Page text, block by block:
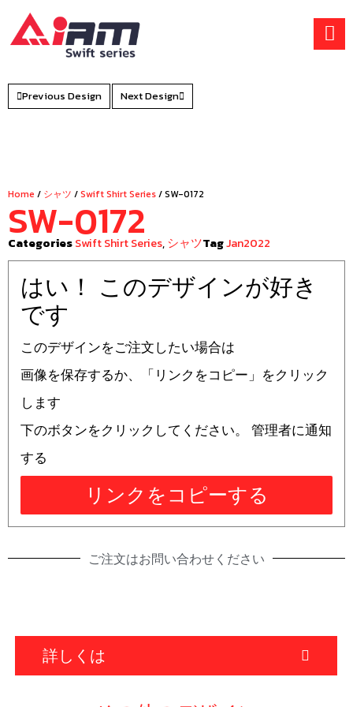
content
Previous Design Next Design
Home / シャツ /Swift Shirt Series/ SW-0172
SW-0172
CategoriesSwift Shirt Series,シャツTagJan2022
はい！ このデザインが好き
です
このデザインをご注文したい場合は
画像を保存するか、「リンクをコピー」をクリック
します
下のボタンをクリックしてください。 管理者に通知
する
リンクをコピーする
ご注文はお問い合わせください
詳しくは